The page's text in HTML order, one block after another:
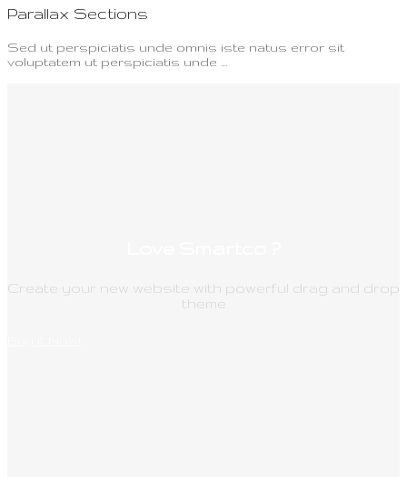
Parallax Sections
Sed ut perspiciatis unde omnis iste natus error sit
voluptatem ut perspiciatis unde …
Create your new website with powerful drag and drop
theme